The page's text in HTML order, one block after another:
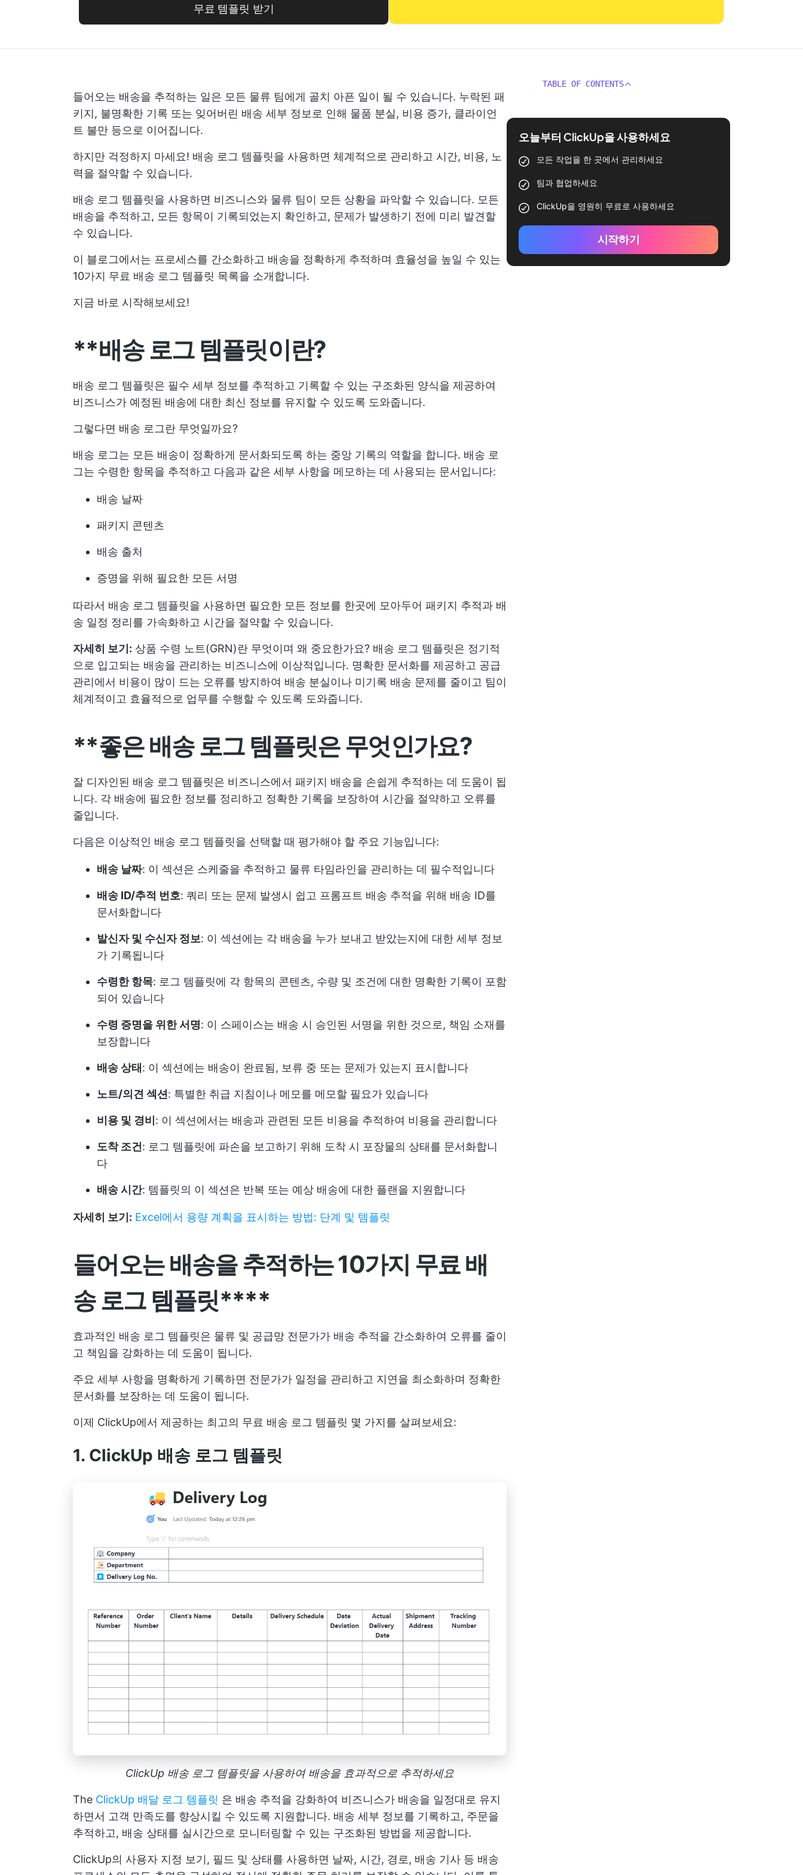
무료 템플릿 받기
들어오는 배송을 추적하는 일은 모든 물류 팀에게 골치 아픈 일이 될 수 있습니다. 누락된 패
키지, 불명확한 기록 또는 잊어버린 배송 세부 정보로 인해 물품 분실, 비용 증가, 클라이언
트 불만 등으로 이어집니다.
하지만 걱정하지 마세요! 배송 로그 템플릿을 사용하면 체계적으로 관리하고 시간, 비용, 노
력을 절약할 수 있습니다.
배송 로그 템플릿을 사용하면 비즈니스와 물류 팀이 모든 상황을 파악할 수 있습니다. 모든
배송을 추적하고, 모든 항목이 기록되었는지 확인하고, 문제가 발생하기 전에 미리 발견할
수 있습니다.
이 블로그에서는 프로세스를 간소화하고 배송을 정확하게 추적하며 효율성을 높일 수 있는
10가지 무료 배송 로그 템플릿 목록을 소개합니다.
지금 바로 시작해보세요!
**배송 로그 템플릿이란?
배송 로그 템플릿은 필수 세부 정보를 추적하고 기록할 수 있는 구조화된 양식을 제공하여
비즈니스가 예정된 배송에 대한 최신 정보를 유지할 수 있도록 도와줍니다.
그렇다면 배송 로그란 무엇일까요?
배송 로그는 모든 배송이 정확하게 문서화되도록 하는 중앙 기록의 역할을 합니다. 배송 로
그는 수령한 항목을 추적하고 다음과 같은 세부 사항을 메모하는 데 사용되는 문서입니다:
배송 날짜
패키지 콘텐츠
배송 출처
증명을 위해 필요한 모든 서명
따라서 배송 로그 템플릿을 사용하면 필요한 모든 정보를 한곳에 모아두어 패키지 추적과 배
송 일정 정리를 가속화하고 시간을 절약할 수 있습니다.
자세히 보기: 상품 수령 노트(GRN)란 무엇이며 왜 중요한가요? 배송 로그 템플릿은 정기적
으로 입고되는 배송을 관리하는 비즈니스에 이상적입니다. 명확한 문서화를 제공하고 공급
관리에서 비용이 많이 드는 오류를 방지하여 배송 분실이나 미기록 배송 문제를 줄이고 팀이
체계적이고 효율적으로 업무를 수행할 수 있도록 도와줍니다.
**좋은 배송 로그 템플릿은 무엇인가요?
잘 디자인된 배송 로그 템플릿은 비즈니스에서 패키지 배송을 손쉽게 추적하는 데 도움이 됩
니다. 각 배송에 필요한 정보를 정리하고 정확한 기록을 보장하여 시간을 절약하고 오류를
줄입니다.
다음은 이상적인 배송 로그 템플릿을 선택할 때 평가해야 할 주요 기능입니다:
배송 날짜: 이 섹션은 스케줄을 추적하고 물류 타임라인을 관리하는 데 필수적입니다
배송 ID/추적 번호: 쿼리 또는 문제 발생시 쉽고 프롬프트 배송 추적을 위해 배송 ID를
문서화합니다
발신자 및 수신자 정보: 이 섹션에는 각 배송을 누가 보내고 받았는지에 대한 세부 정보
가 기록됩니다
수령한 항목: 로그 템플릿에 각 항목의 콘텐츠, 수량 및 조건에 대한 명확한 기록이 포함
되어 있습니다
수령 증명을 위한 서명: 이 스페이스는 배송 시 승인된 서명을 위한 것으로, 책임 소재를
보장합니다
배송 상태 : 이 섹션에는 배송이 완료됨, 보류 중 또는 문제가 있는지 표시합니다
노트/의견 섹션 : 특별한 취급 지침이나 메모를 메모할 필요가 있습니다
비용 및 경비 : 이 섹션에서는 배송과 관련된 모든 비용을 추적하여 비용을 관리합니다
도착 조건: 로그 템플릿에 파손을 보고하기 위해 도착 시 포장물의 상태를 문서화합니
다
배송 시간: 템플릿의 이 섹션은 반복 또는 예상 배송에 대한 플랜을 지원합니다
자세히 보기: Excel에서 용량 계획을 표시하는 방법: 단계 및 템플릿
들어오는 배송을 추적하는 10가지 무료 배
송 로그 템플릿****
효과적인 배송 로그 템플릿은 물류 및 공급망 전문가가 배송 추적을 간소화하여 오류를 줄이
고 책임을 강화하는 데 도움이 됩니다.
주요 세부 사항을 명확하게 기록하면 전문가가 일정을 관리하고 지연을 최소화하며 정확한
문서화를 보장하는 데 도움이 됩니다.
이제 ClickUp에서 제공하는 최고의 무료 배송 로그 템플릿 몇 가지를 살펴보세요:
1. ClickUp 배송 로그 템플릿
ClickUp 배송 로그 템플릿을 사용하여 배송을 효과적으로 추적하세요
The ClickUp 배달 로그 템플릿 은 배송 추적을 강화하여 비즈니스가 배송을 일정대로 유지
하면서 고객 만족도를 향상시킬 수 있도록 지원합니다. 배송 세부 정보를 기록하고, 주문을
추적하고, 배송 상태를 실시간으로 모니터링할 수 있는 구조화된 방법을 제공합니다.
ClickUp의 사용자 지정 보기, 필드 및 상태를 사용하면 날짜, 시간, 경로, 배송 기사 등 배송
TABLE OF CONTENTS
오늘부터 ClickUp을 사용하세요
모든 작업을 한 곳에서 관리하세요
팀과 협업하세요
ClickUp을 영원히 무료로 사용하세요
시작하기